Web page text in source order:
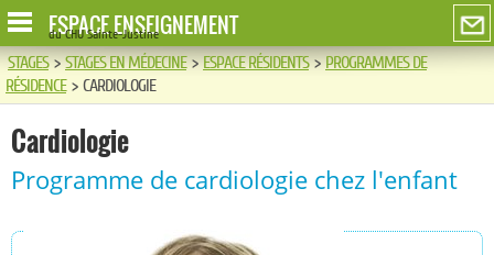
ESPACE ENSEIGNEMENT
du CHU Sainte-Justine
STAGES>STAGES EN MÉDECINE>ESPACE RÉSIDENTS>PROGRAMMES DE
RÉSIDENCE > CARDIOLOGIE
Cardiologie
Programme de cardiologie chez l'enfant